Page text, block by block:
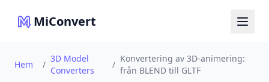
MiConvert
Hem /
3D Model
Converters
/
Konvertering av 3D-animering:
från BLEND till GLTF